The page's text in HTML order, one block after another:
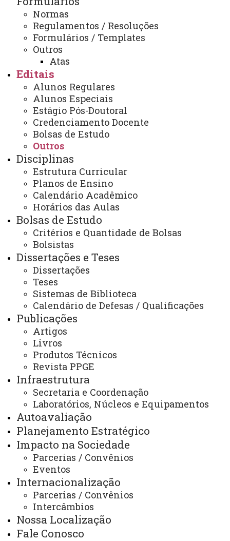
Normas
Regulamentos / Resoluções
Formulários / Templates
Outros
Atas
Editais
Alunos Regulares
Alunos Especiais
Estágio Pós-Doutoral
Credenciamento Docente
Bolsas de Estudo
Outros
Disciplinas
Estrutura Curricular
Planos de Ensino
Calendário Acadêmico
Horários das Aulas
Bolsas de Estudo
Critérios e Quantidade de Bolsas
Bolsistas
Dissertações e Teses
Dissertações
Teses
Sistemas de Biblioteca
Calendário de Defesas / Qualificações
Publicações
Artigos
Livros
Produtos Técnicos
Revista PPGE
Infraestrutura
Secretaria e Coordenação
Laboratórios, Núcleos e Equipamentos
Autoavaliação
Planejamento Estratégico
Impacto na Sociedade
Parcerias / Convênios
Eventos
Internacionalização
Parcerias / Convênios
Intercâmbios
Nossa Localização
Fale Conosco
Contato:
13:30 às 17:00
E-mail:
cascavel.mestradoedu@unioeste.br
Você está aqui:
PPGE - Pós Graduação em Educação
Outros
Edital 012/2024–PPGE Defesas de dissertação e tese
mês de março 2024
ACESSE
Acesso Restrito (Editores do Portal)
Arquivo Virtual
Bibliotecas
Identidade Visual
Mapa do Site
Ouvidoria
Portal Office 365
Sistemas
Telefones
Webmail
REITORIA
Secretaria Geral
Gabinete Reitoria